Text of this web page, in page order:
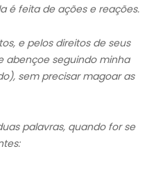
é feita de ações e reações.
e pelos direitos de seus
abençoe seguindo minha
sem precisar magoar as
palavras, quando for se